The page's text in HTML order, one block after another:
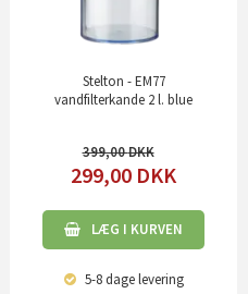
Stelton - EM77
vandfilterkande 2 l. blue
399,00
299,00 DKK
LÆG I KURVEN
5-8 dagelevering